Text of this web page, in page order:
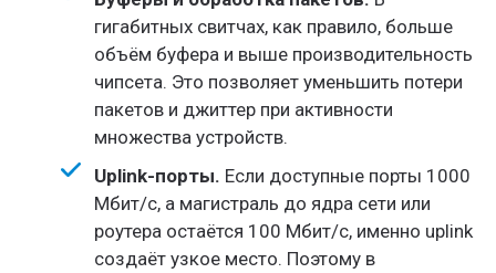
гигабитных свитчах, как правило, больше
объём буфера и выше производительность
чипсета. Это позволяет уменьшить потери
пакетов и джиттер при активности
множества устройств.
Uplink-порты. Если доступные порты 1000
Мбит/с, а магистраль до ядра сети или
роутера остаётся 100 Мбит/с, именно uplink
создаёт узкое место. Поэтому в